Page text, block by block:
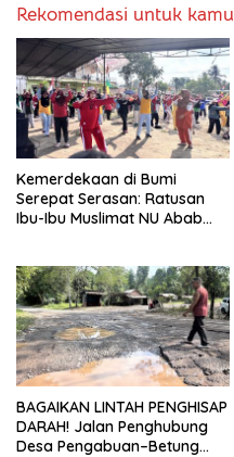
Rekomendasi untuk kamu
Kemerdekaan di Bumi
Serepat Serasan: Ratusan
Ibu-Ibu Muslimat NU Abab
Indonesia
BAGAIKAN LINTAH PENGHISAP
DARAH! Jalan Penghubung
Desa Pengabuan–Betung